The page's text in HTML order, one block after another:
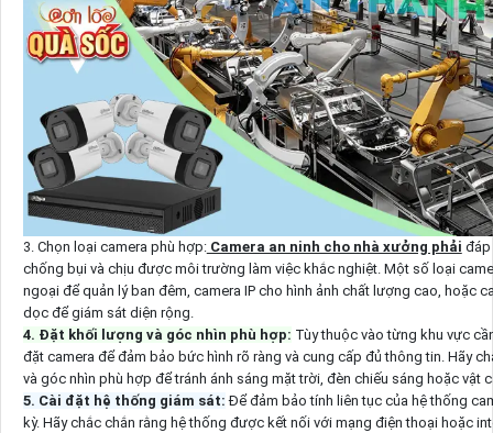
3. Chọn loại camera phù hợp:Camera an ninh cho nhà xưởng phải đáp
chống bụi và chịu được môi trường làm việc khắc nghiệt. Một số loại
ngoại để quản lý ban đêm, camera IP cho hình ảnh chất lượng cao, hoặc
dọc để giám sát diện rộng.
4. Đặt khối lượng và góc nhìn phù hợp: Tùy thuộc vào từng khu vực
đặt camera để đảm bảo bức hình rõ ràng và cung cấp đủ thông tin. Hãy
và góc nhìn phù hợp để tránh ánh sáng mặt trời, đèn chiếu sáng hoặc vật
5. Cài đặt hệ thống giám sát: Để đảm bảo tính liên tục của hệ thống
kỳ. Hãy chắc chắn rằng hệ thống được kết nối với mạng điện thoại hoặc